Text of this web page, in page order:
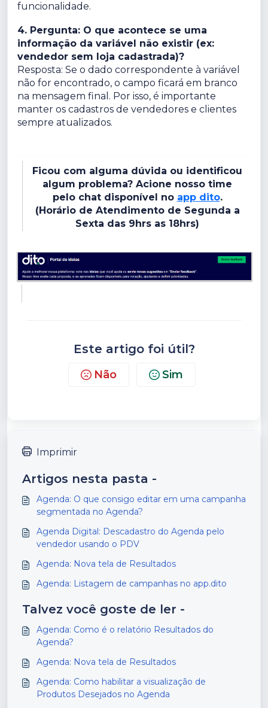
funcionalidade.
4. Pergunta: O que acontece se uma
informação da variável não existir (ex:
vendedor sem loja cadastrada)?
Resposta: Se o dado correspondente à variável
não for encontrado, o campo ficará em branco
na mensagem final. Por isso, é importante
manter os cadastros de vendedores e clientes
sempre atualizados.
Ficou com alguma dúvida ou identificou
algum problema? Acione nosso time
pelo chat disponível no app dito.
(Horário de Atendimento de Segunda a
Sexta das 9hrs as 18hrs)
Este artigo foi útil?
Não Sim
Imprimir
Artigos nesta pasta -
Agenda: O que consigo editar em uma campanha
segmentada no Agenda?
Agenda Digital: Descadastro do Agenda pelo
vendedor usando o PDV
Agenda: Nova tela de Resultados
Agenda: Listagem de campanhas no app.dito
Talvez você goste de ler -
Agenda: Como é o relatório Resultados do
Agenda?
Agenda: Nova tela de Resultados
Agenda: Como habilitar a visualização de
Produtos Desejados no Agenda